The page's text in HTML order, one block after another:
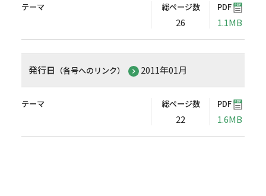
テーマ 総ページ数
26
PDF
1.1MB
発行日 （各号へのリンク） 2011年01月
テーマ 総ページ数
22
PDF
1.6MB